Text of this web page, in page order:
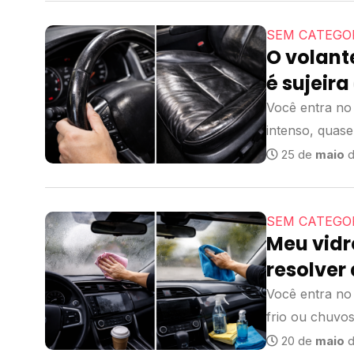
SEM
O
é
Você entra
intenso,
ou...25 de maio
SEM
Meu
resolver
Você entra
frio ou
20 de maio